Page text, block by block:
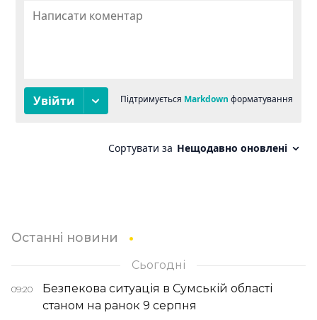
Останні новини
Сьогодні
09:20
Безпекова ситуація в Сумській області
станом на ранок 9 серпня